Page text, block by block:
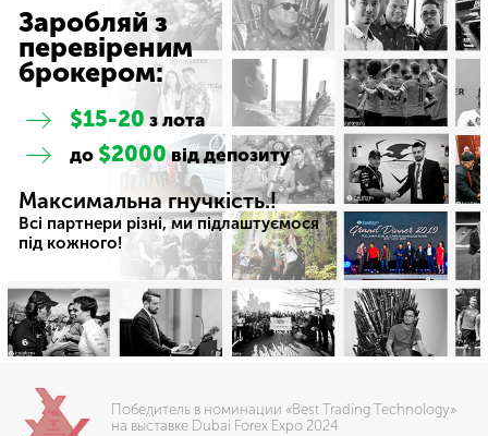
Заробляй з
перевіреним
брокером:
$15-20 з лота
до $2000від депозиту
Максимальна гнучкість.!
Всі партнери різні, ми підлаштуємося
під кожного!
Победитель в номинации «Best Trading Technology»
на выставке Dubai Forex Expo 2024